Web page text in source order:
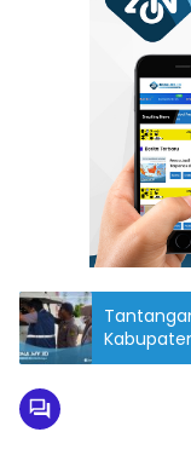
Kendala